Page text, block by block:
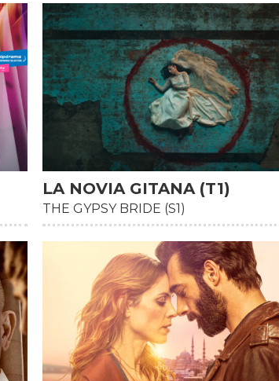
HD
LA NOVIA GITANA (T1)
THE GYPSY BRIDE (S1)